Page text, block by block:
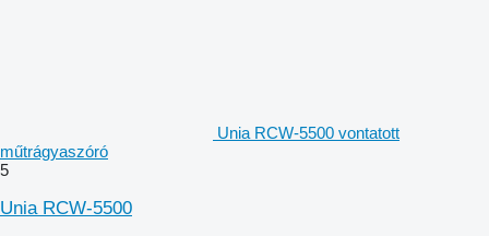
Unia RCW-5500 vontatott
műtrágyaszóró
5
Unia RCW-5500